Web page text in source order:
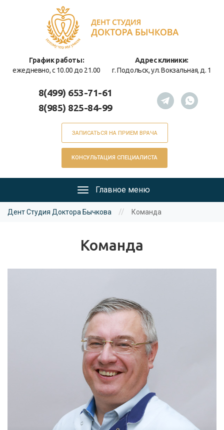
График работы:
ежедневно, с 10.00 до 21.00
Адрес клиники:
г. Подольск, ул. Вокзальная, д. 1
8(499) 653-71-61
8(985) 825-84-99
ЗАПИСАТЬСЯ НА ПРИЕМ ВРАЧА
КОНСУЛЬТАЦИЯ СПЕЦИАЛИСТА
Главное
меню
Главное меню
Вы
Дент Студия Доктора Бычкова // Команда
Команда